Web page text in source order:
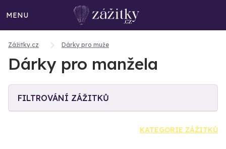
MENU
Zážitky.cz Dárky pro muže
Dárky pro manžela
FILTROVÁNÍ ZÁŽITKŮ
KATEGORIE ZÁŽITKŮ